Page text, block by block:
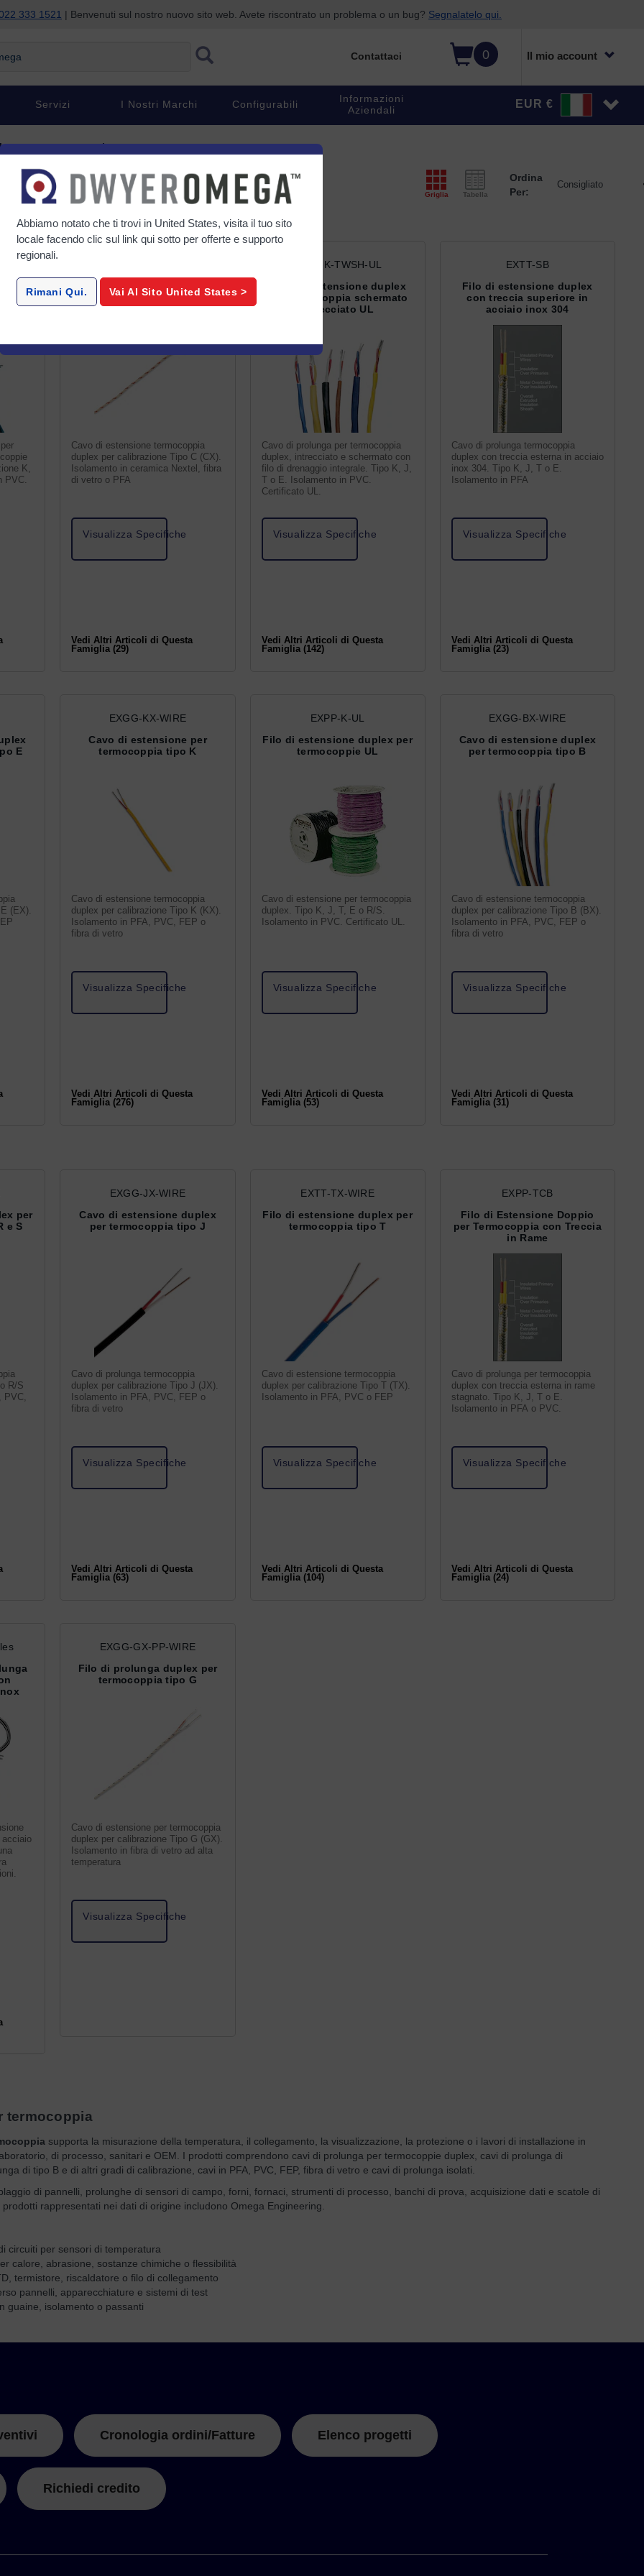
333 1521 | Benvenuti sul nostro nuovo sito web. Avete riscontrato un problema o un bug? Segnalatelo qui.
0 Il mio account
Contattaci
Servizi I Nostri Marchi Configurabili
Informazioni
Aziendali
EUR €
per termocoppia
termocoppia
Griglia Tabella
Ordina
Per:
K,
PVC.
C Tipo Termocoppia Filo di
Estensione Doppio
Cavo di estensione termocoppia
duplex per calibrazione Tipo C (CX).
Isolamento in ceramica Nextel, fibra
di vetro o PFA
Visualizza Specifiche
Vedi Altri Articoli di Questa
Famiglia (29)
EXPP-K-TWSH-UL
Cavo di estensione duplex
per termocoppia schermato
intrecciato UL
Cavo di prolunga per termocoppia
duplex, intrecciato e schermato con
filo di drenaggio integrale. Tipo K, J,
T o E. Isolamento in PVC.
Certificato UL.
Visualizza Specifiche
Vedi Altri Articoli di Questa
Famiglia (142)
EXTT-SB
Filo di estensione duplex
con treccia superiore in
acciaio inox 304
Cavo di prolunga termocoppia
duplex con treccia esterna in acciaio
inox 304. Tipo K, J, T o E.
Isolamento in PFA
Visualizza Specifiche
Vedi Altri Articoli di Questa
Famiglia (23)
E
(EX).
EXGG-KX-WIRE
Cavo di estensione per
termocoppia tipo K
Cavo di estensione termocoppia
duplex per calibrazione Tipo K (KX).
Isolamento in PFA, PVC, FEP o
fibra di vetro
Visualizza Specifiche
Vedi Altri Articoli di Questa
Famiglia (276)
EXPP-K-UL
Filo di estensione duplex per
termocoppie UL
Cavo di estensione per termocoppia
duplex. Tipo K, J, T, E o R/S.
Isolamento in PVC. Certificato UL.
Visualizza Specifiche
Vedi Altri Articoli di Questa
Famiglia (53)
EXGG-BX-WIRE
Cavo di estensione duplex
per termocoppia tipo B
Cavo di estensione termocoppia
duplex per calibrazione Tipo B (BX).
Isolamento in PFA, PVC, FEP o
fibra di vetro
Visualizza Specifiche
Vedi Altri Articoli di Questa
Famiglia (31)
per
e S
R/S
PVC,
EXGG-JX-WIRE
Cavo di estensione duplex
per termocoppia tipo J
Cavo di prolunga termocoppia
duplex per calibrazione Tipo J (JX).
Isolamento in PFA, PVC, FEP o
fibra di vetro
Visualizza Specifiche
Vedi Altri Articoli di Questa
Famiglia (63)
EXTT-TX-WIRE
Filo di estensione duplex per
termocoppia tipo T
Cavo di estensione termocoppia
duplex per calibrazione Tipo T (TX).
Isolamento in PFA, PVC o FEP
Visualizza Specifiche
Vedi Altri Articoli di Questa
Famiglia (104)
EXPP-TCB
Filo di Estensione Doppio
per Termocoppia con Treccia
in Rame
Cavo di prolunga per termocoppia
duplex con treccia esterna in rame
stagnato. Tipo K, J, T o E.
Isolamento in PFA o PVC.
Visualizza Specifiche
Vedi Altri Articoli di Questa
Famiglia (24)
acciaio
EXGG-GX-PP-WIRE
Filo di prolunga duplex per
termocoppia tipo G
Cavo di estensione per termocoppia
duplex per calibrazione Tipo G (GX).
Isolamento in fibra di vetro ad alta
temperatura
Visualizza Specifiche
termocoppia
supporta la misurazione della temperatura, il collegamento, la visualizzazione, la protezione o i lavori di installazione in
di processo, sanitari e OEM. I prodotti comprendono cavi di prolunga per termocoppie duplex, cavi di prolunga di
di tipo B e di altri gradi di calibrazione, cavi in PFA, PVC, FEP, fibra di vetro e cavi di prolunga isolati.
di pannelli, prolunghe di sensori di campo, forni, fornaci, strumenti di processo, banchi di prova, acquisizione dati e scatole di
rappresentati nei dati di origine includono Omega Engineering.
circuiti per sensori di temperatura
calore, abrasione, sostanze chimiche o flessibilità
termistore, riscaldatore o filo di collegamento
pannelli, apparecchiature e sistemi di test
guaine, isolamento o passanti
Cronologia ordini/Fatture Elenco progetti
Richiedi credito
Abbiamo notato che ti trovi in United States, visita il tuo sito
locale facendo clic sul link qui sotto per offerte e supporto
regionali.
Rimani Qui. Vai Al Sito United States >